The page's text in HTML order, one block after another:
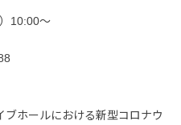
10:00〜
ホールにおける新型コロナウ